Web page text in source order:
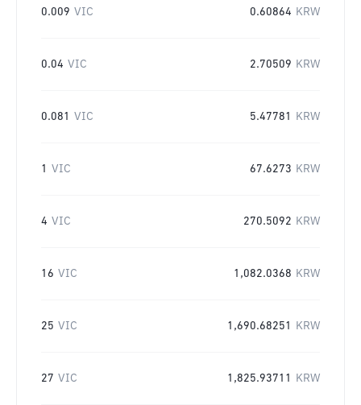
0.009 VIC 0.60864 KRW
0.04 VIC 2.70509 KRW
0.081 VIC 5.47781 KRW
1 VIC 67.6273 KRW
4 VIC 270.5092 KRW
16 VIC 1,082.0368 KRW
25 VIC 1,690.68251 KRW
27 VIC 1,825.93711 KRW